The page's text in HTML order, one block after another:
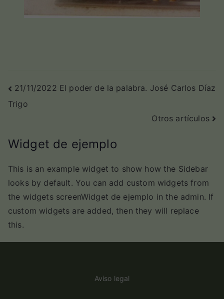
Navegación
de
21/11/2022 El poder de la palabra. José Carlos Díaz
Trigo
Otros artículos
Widget de ejemplo
This is an example widget to show how the Sidebar
looks by default. You can add custom widgets from
the widgets screenWidget de ejemplo in the admin. If
custom widgets are added, then they will replace
this.
Aviso legal